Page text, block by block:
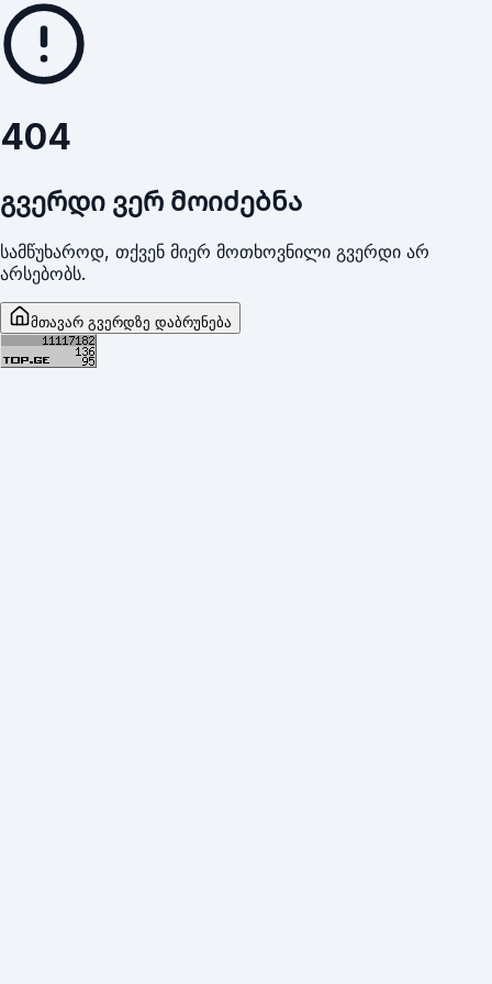
404
გვერდი ვერ მოიძებნა
სამწუხაროდ, თქვენ მიერ მოთხოვნილი გვერდი არ
არსებობს.
მთავარ გვერდზე დაბრუნება